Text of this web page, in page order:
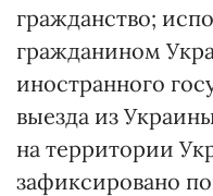
гражданство;
гражданином
иностранного
выезда из
на территории
зафиксировано